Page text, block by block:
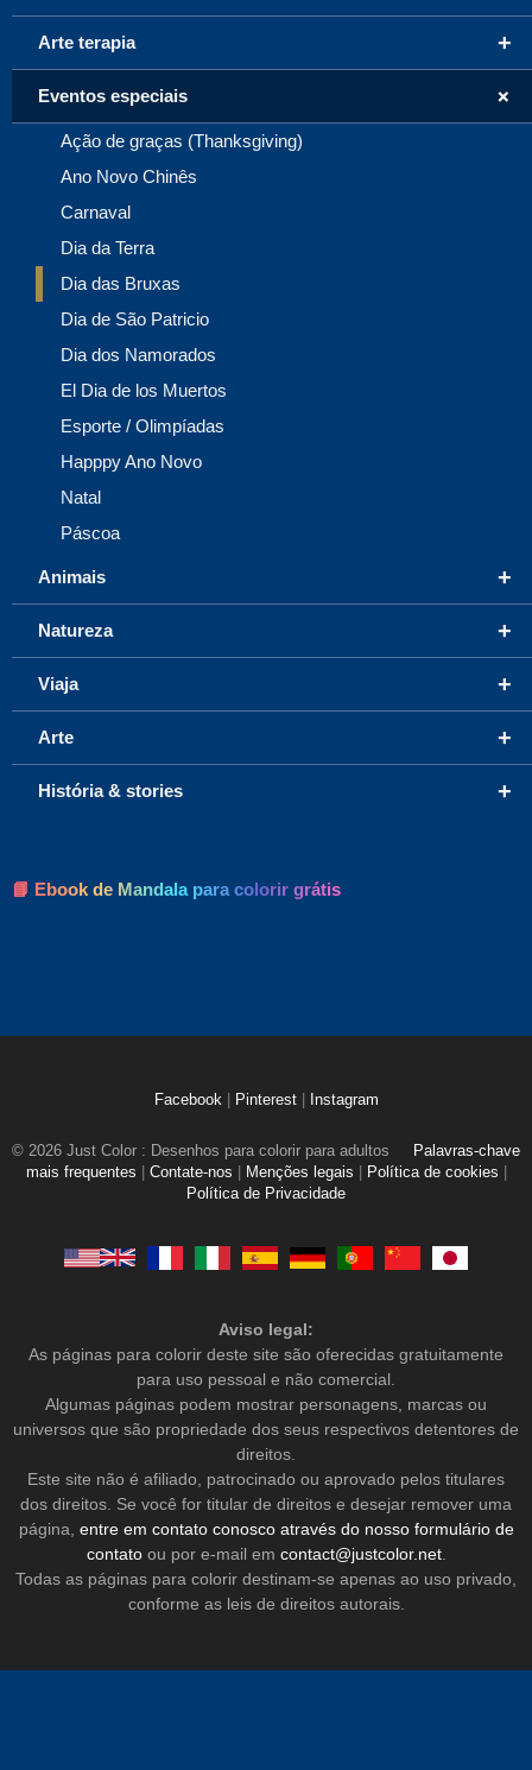
+
Arte terapia
+
Eventos especiais
Ação de graças (Thanksgiving)
Ano Novo Chinês
Carnaval
Dia da Terra
Dia das Bruxas
Dia de São Patricio
Dia dos Namorados
El Dia de los Muertos
Esporte / Olimpíadas
Happpy Ano Novo
Natal
Páscoa
+
Animais
+
Natureza
+
Viaja
+
Arte
+
História & stories
📘 Ebook de Mandala para colorir grátis
Facebook Pinterest Instagram
© 2026 Just Color : Desenhos para colorir para adultos
Palavras-chave
mais frequentes
Contate-nos Menções legais Política de cookies
Política de Privacidade
Aviso legal:
As páginas para colorir deste site são oferecidas gratuitamente
para uso pessoal e não comercial.
Algumas páginas podem mostrar personagens, marcas ou
universos que são propriedade dos seus respectivos detentores de
direitos.
Este site não é afiliado, patrocinado ou aprovado pelos titulares
dos direitos. Se você for titular de direitos e desejar remover uma
página, entre em contato conosco através do nosso formulário de
contatoou por e-mail em contact@justcolor.net.
Todas as páginas para colorir destinam-se apenas ao uso privado,
conforme as leis de direitos autorais.